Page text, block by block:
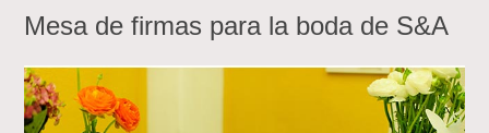
Mesa de firmas para la boda de S&A